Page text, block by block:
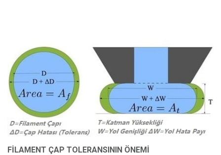
FİLAMENT ÇAP TOLERANSININ ÖNEMİ